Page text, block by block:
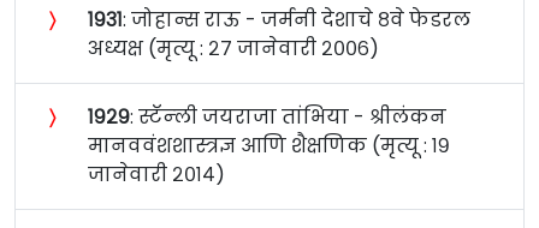
〉 १९३१: जोहान्स राऊ - जर्मनी देशाचे ८वे फेडरल
अध्यक्ष (मृत्यू : २७ जानेवारी २००६)
〉 १९२९: स्टॅन्ली जयराजा तांभिया - श्रीलंकन
मानववंशशास्त्रज्ञ आणि शैक्षणिक (मृत्यू : १९
जानेवारी २०१४)